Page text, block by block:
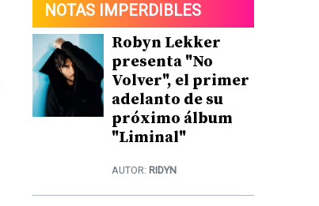
NOTAS IMPERDIBLES
Robyn Lekker
presenta "No
Volver", el primer
adelanto de su
próximo álbum
"Liminal"
AUTOR: RIDYN